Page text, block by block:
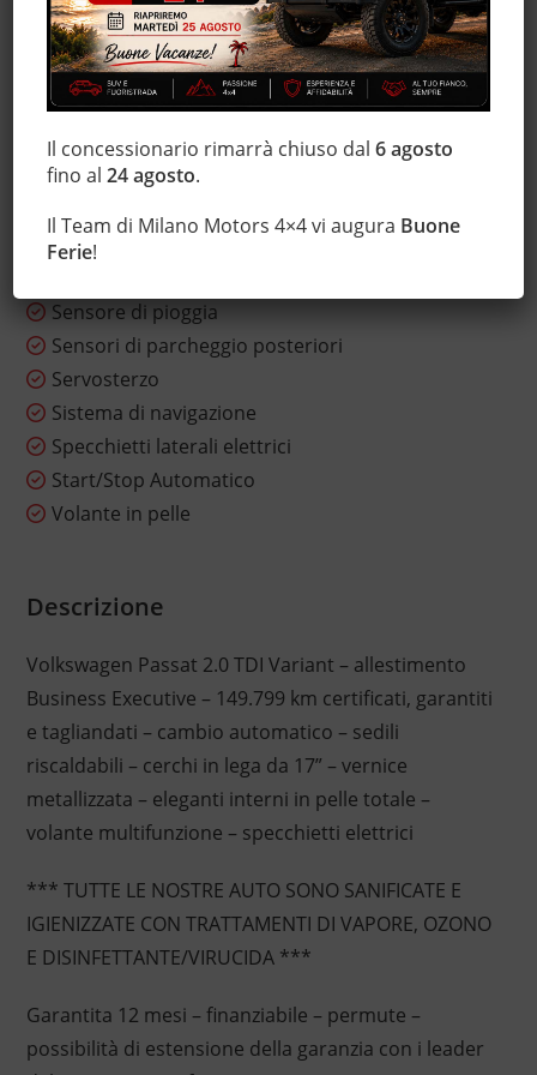
Frenata d'emergenza assistita
Hill holder
Immobilizzatore elettronico
Interni in pelle
Luci diurne
Marmitta catalitica
Monitoraggio pressione pneumatici
Sedile posteriore sdoppiato
Sensore di pioggia
Sensori di parcheggio posteriori
Servosterzo
Sistema di navigazione
Specchietti laterali elettrici
Start/Stop Automatico
Volante in pelle
Descrizione
Volkswagen Passat 2.0 TDI Variant – allestimento
Business Executive – 149.799 km certificati, garantiti
e tagliandati – cambio automatico – sedili
riscaldabili – cerchi in lega da 17” – vernice
metallizzata – eleganti interni in pelle totale –
volante multifunzione – specchietti elettrici
*** TUTTE LE NOSTRE AUTO SONO SANIFICATE E
IGIENIZZATE CON TRATTAMENTI DI VAPORE, OZONO
E DISINFETTANTE/VIRUCIDA ***
Garantita 12 mesi – finanziabile – permute –
possibilità di estensione della garanzia con i leader
Il concessionario rimarrà chiuso dal6 agosto
fino al24 agosto.
Il Team di Milano Motors 4×4 vi augura Buone
Ferie!